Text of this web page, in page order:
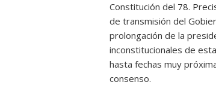
Constitución del 78.
de transmisión del
prolongación de la
inconstitucionales de
hasta fechas muy
consenso.